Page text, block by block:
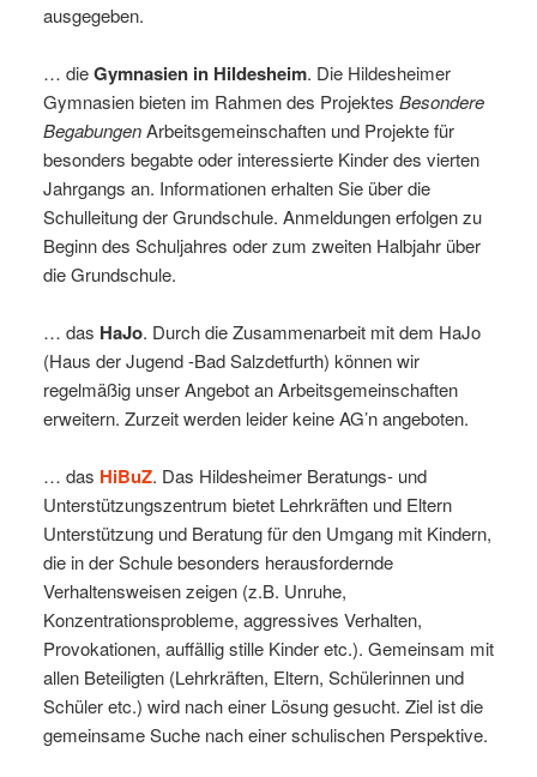
ausgegeben.
… dieGymnasien in Hildesheim. Die Hildesheimer
Gymnasien bieten im Rahmen des Projektes Besondere
BegabungenArbeitsgemeinschaften und Projekte für
besonders begabte oder interessierte Kinder des vierten
Jahrgangs an. Informationen erhalten Sie über die
Schulleitung der Grundschule. Anmeldungen erfolgen zu
Beginn des Schuljahres oder zum zweiten Halbjahr über
die Grundschule.
… das HaJo. Durch die Zusammenarbeit mit dem HaJo
(Haus der Jugend -Bad Salzdetfurth) können wir
regelmäßig unser Angebot an Arbeitsgemeinschaften
erweitern. Zurzeit werden leider keine AG’n angeboten.
… das HiBuZ. Das Hildesheimer Beratungs- und
Unterstützungszentrum bietet Lehrkräften und Eltern
Unterstützung und Beratung für den Umgang mit Kindern,
die in der Schule besonders herausfordernde
Verhaltensweisen zeigen (z.B. Unruhe,
Konzentrationsprobleme, aggressives Verhalten,
Provokationen, auffällig stille Kinder etc.). Gemeinsam mit
allen Beteiligten (Lehrkräften, Eltern, Schülerinnen und
Schüler etc.) wird nach einer Lösung gesucht. Ziel ist die
gemeinsame Suche nach einer schulischen Perspektive.